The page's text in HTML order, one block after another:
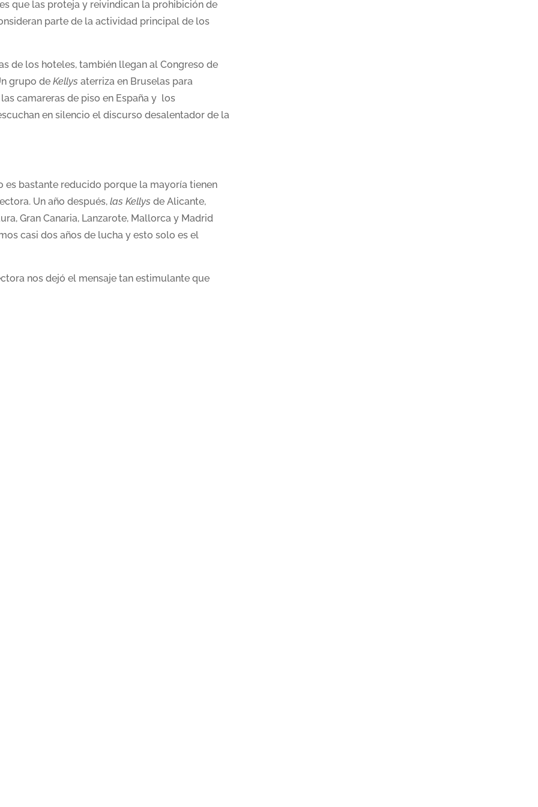
que las proteja y reivindican la prohibición de
parte de la actividad principal de los
de los hoteles, también llegan al Congreso de
grupo deKellys aterriza en Bruselas para
camareras de piso en España y los
en silencio el discurso desalentador de la
es bastante reducido porque la mayoría tienen
Un año después, las Kellys de Alicante,
Gran Canaria, Lanzarote, Mallorca y Madrid
casi dos años de lucha y esto solo es el
nos dejó el mensaje tan estimulante que